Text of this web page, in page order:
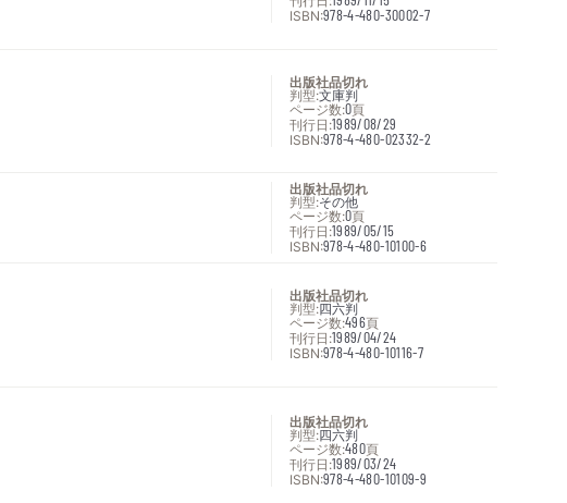
ISBN:978-4-480-30002-7
出版社品切れ
判型:文庫判
ページ数:0頁
刊行日:1989/08/29
ISBN:978-4-480-02332-2
出版社品切れ
判型:その他
ページ数:0頁
刊行日:1989/05/15
ISBN:978-4-480-10100-6
出版社品切れ
判型:四六判
ページ数:496頁
刊行日:1989/04/24
ISBN:978-4-480-10116-7
出版社品切れ
判型:四六判
ページ数:480頁
刊行日:1989/03/24
ISBN:978-4-480-10109-9